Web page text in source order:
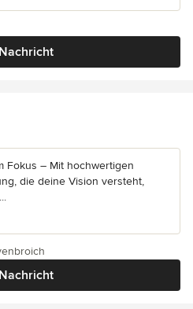
Nachricht
Fokus – Mit hochwertigen
die deine Vision versteht,
Nachricht